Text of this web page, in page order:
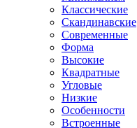
Классические
Скандинавские
Современные
Форма
Высокие
Квадратные
Угловые
Низкие
Особенности
Встроенные